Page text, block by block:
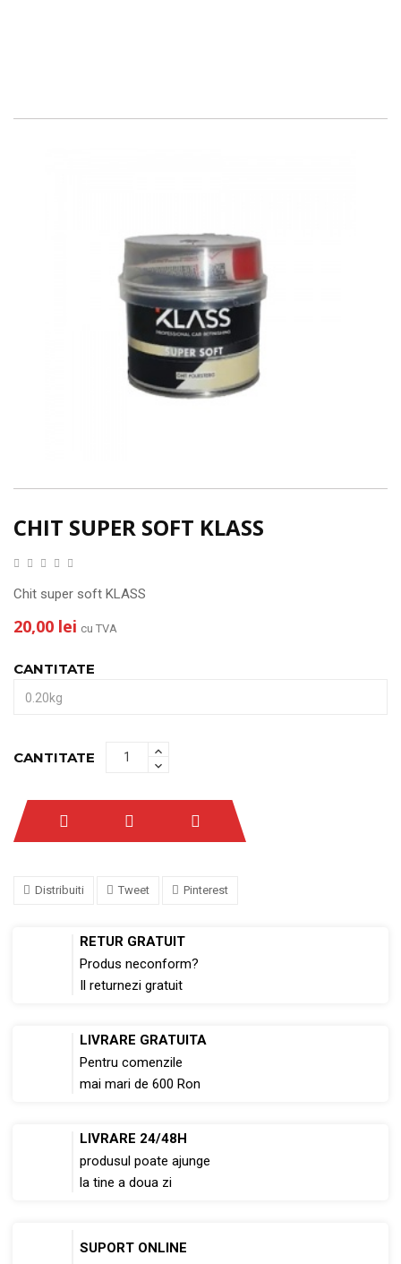
CHIT SUPER SOFT KLASS
Chit super soft KLASS
20,00 lei cu TVA
CANTITATE
CANTITATE
Distribuiti Tweet Pinterest
RETUR GRATUIT
Produs neconform?
Il returnezi gratuit
LIVRARE GRATUITA
Pentru comenzile
mai mari de 600 Ron
LIVRARE 24/48H
produsul poate ajunge
la tine a doua zi
SUPORT ONLINE